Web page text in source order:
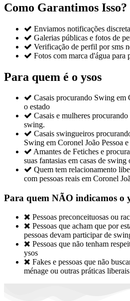
Como Garantimos Isso?
 Enviamos notificações
 Galerias públicas e fotos de
 Verificação de perfil por sms
 Fotos com marca d'água para
Para quem é o ysos
 Casais procurando Swing em
o estado
 Casais e mulheres
swing.
 Casais swingueiros
Swing em Coronel João Pessoa
 Amantes de Fetiches e
suas fantasias em casas de
 Quem tem relacionamento
com pessoas reais em Coronel
Para quem NÃO indicamos o
 Pessoas preconceituosas ou
 Pessoas que acham que por
pessoas devam participar de
 Pessoas que não tenham
ysos
 Fakes e pessoas que não
ménage ou outras práticas liberais